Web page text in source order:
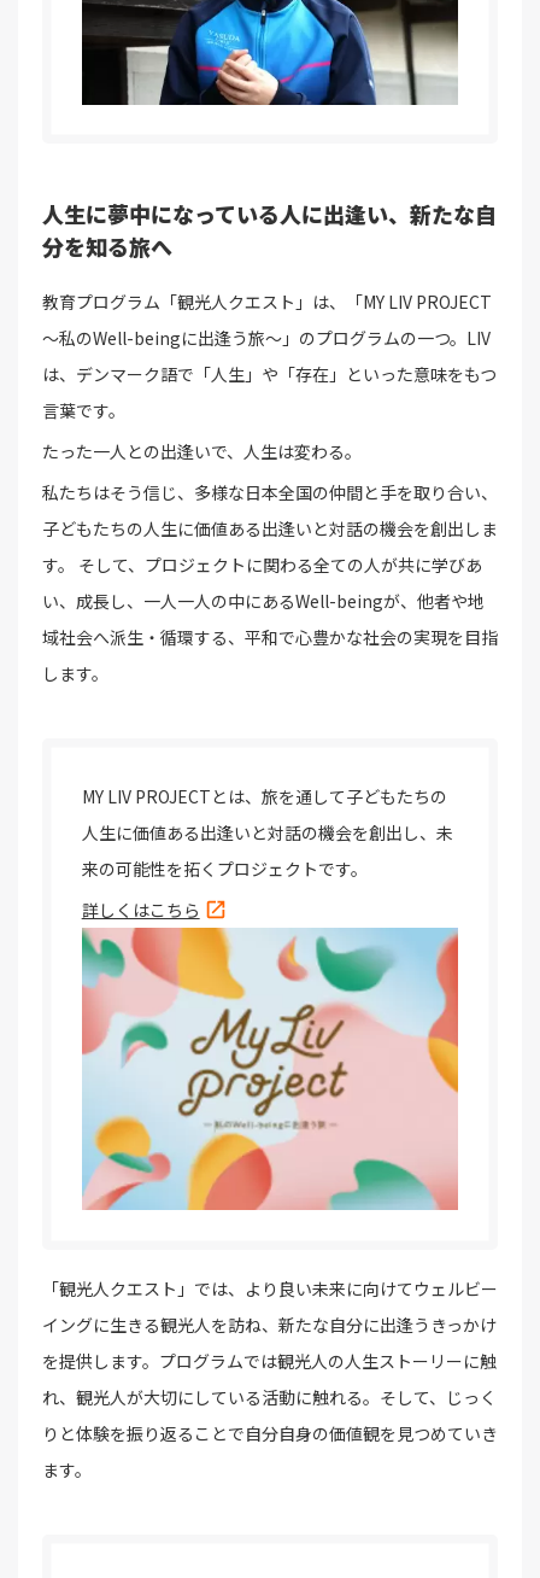
人生に夢中になっている人に出逢い、新たな自
分を知る旅へ
教育プログラム「観光人クエスト」は、「MY LIV PROJECT
～私のWell-beingに出逢う旅～」のプログラムの一つ。LIV
は、デンマーク語で「人生」や「存在」といった意味をもつ
言葉です。
たった一人との出逢いで、人生は変わる。
私たちはそう信じ、多様な日本全国の仲間と手を取り合い、
子どもたちの人生に価値ある出逢いと対話の機会を創出しま
す。 そして、プロジェクトに関わる全ての人が共に学びあ
い、成長し、一人一人の中にあるWell-beingが、他者や地
域社会へ派生・循環する、平和で心豊かな社会の実現を目指
します。
MY LIV PROJECTとは、旅を通して子どもたちの
人生に価値ある出逢いと対話の機会を創出し、未
来の可能性を拓くプロジェクトです。
詳しくはこちら
「観光人クエスト」では、より良い未来に向けてウェルビー
イングに生きる観光人を訪ね、新たな自分に出逢うきっかけ
を提供します。プログラムでは観光人の人生ストーリーに触
れ、観光人が大切にしている活動に触れる。そして、じっく
りと体験を振り返ることで自分自身の価値観を見つめていき
ます。